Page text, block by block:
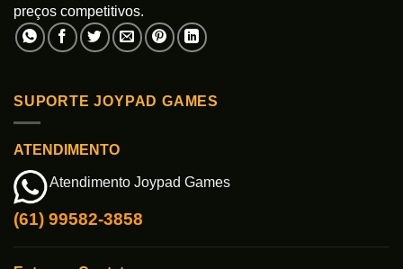
preços competitivos.
SUPORTE JOYPAD GAMES
ATENDIMENTO
Atendimento Joypad Games
(61) 99582-3858